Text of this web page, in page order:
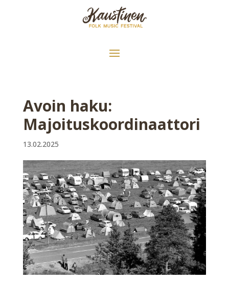
Avoin haku:
Majoituskoordinaattori
13.02.2025